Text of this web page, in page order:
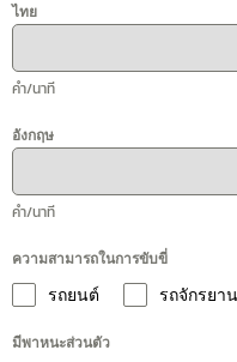
ไทย
คำ/นาที
อังกฤษ
คำ/นาที
ความสามารถในการขับขี่
รถยนต์ รถจักรยา
มีพาหนะส่วนตัว